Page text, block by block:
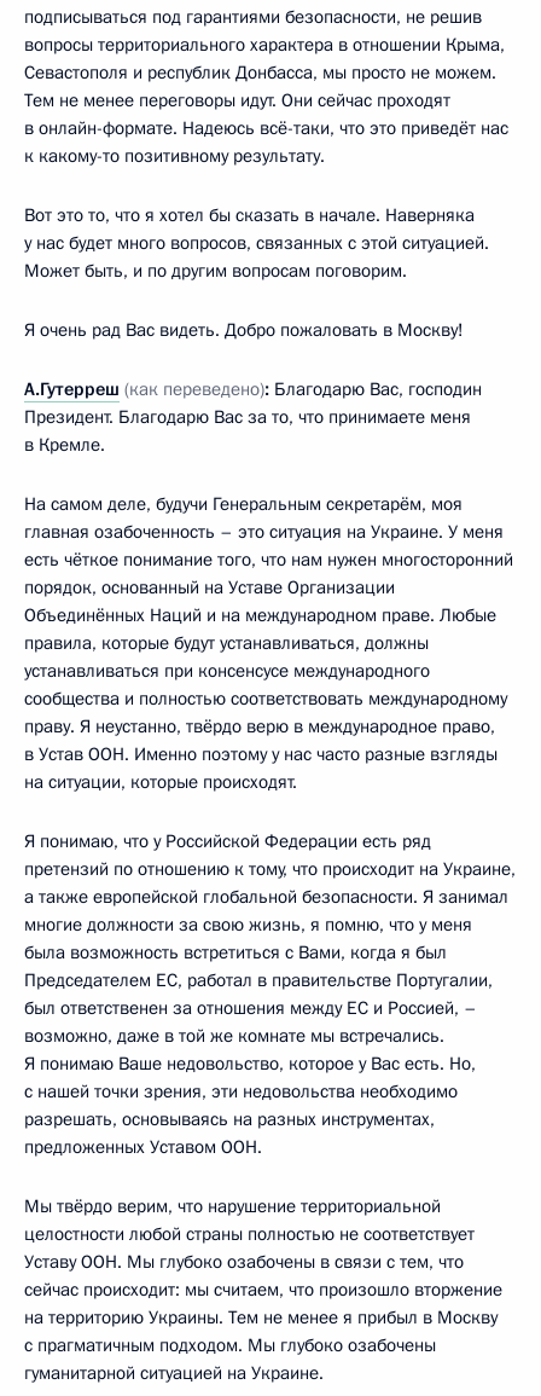
подписываться под гарантиями безопасности, не решив
вопросы территориального характера в отношении Крыма,
Севастополя и республик Донбасса, мы просто не можем.
Тем не менее переговоры идут. Они сейчас проходят
в онлайн-формате. Надеюсь всё-таки, что это приведёт нас
к какому-то позитивному результату.
Вот это то, что я хотел бы сказать в начале. Наверняка
у нас будет много вопросов, связанных с этой ситуацией.
Может быть, и по другим вопросам поговорим.
Я очень рад Вас видеть. Добро пожаловать в Москву!
А.Гутерреш (как переведено): Благодарю Вас, господин
Президент. Благодарю Вас за то, что принимаете меня
в Кремле.
На самом деле, будучи Генеральным секретарём, моя
главная озабоченность – это ситуация на Украине. У меня
есть чёткое понимание того, что нам нужен многосторонний
порядок, основанный на Уставе Организации
Объединённых Наций и на международном праве. Любые
правила, которые будут устанавливаться, должны
устанавливаться при консенсусе международного
сообщества и полностью соответствовать международному
праву. Я неустанно, твёрдо верю в международное право,
в Устав ООН. Именно поэтому у нас часто разные взгляды
на ситуации, которые происходят.
Я понимаю, что у Российской Федерации есть ряд
претензий по отношению к тому, что происходит на Украине,
а также европейской глобальной безопасности. Я занимал
многие должности за свою жизнь, я помню, что у меня
была возможность встретиться с Вами, когда я был
Председателем ЕС, работал в правительстве Португалии,
был ответственен за отношения между ЕС и Россией, –
возможно, даже в той же комнате мы встречались.
Я понимаю Ваше недовольство, которое у Вас есть. Но,
с нашей точки зрения, эти недовольства необходимо
разрешать, основываясь на разных инструментах,
предложенных Уставом ООН.
Мы твёрдо верим, что нарушение территориальной
целостности любой страны полностью не соответствует
Уставу ООН. Мы глубоко озабочены в связи с тем, что
сейчас происходит: мы считаем, что произошло вторжение
на территорию Украины. Тем не менее я прибыл в Москву
с прагматичным подходом. Мы глубоко озабочены
гуманитарной ситуацией на Украине.